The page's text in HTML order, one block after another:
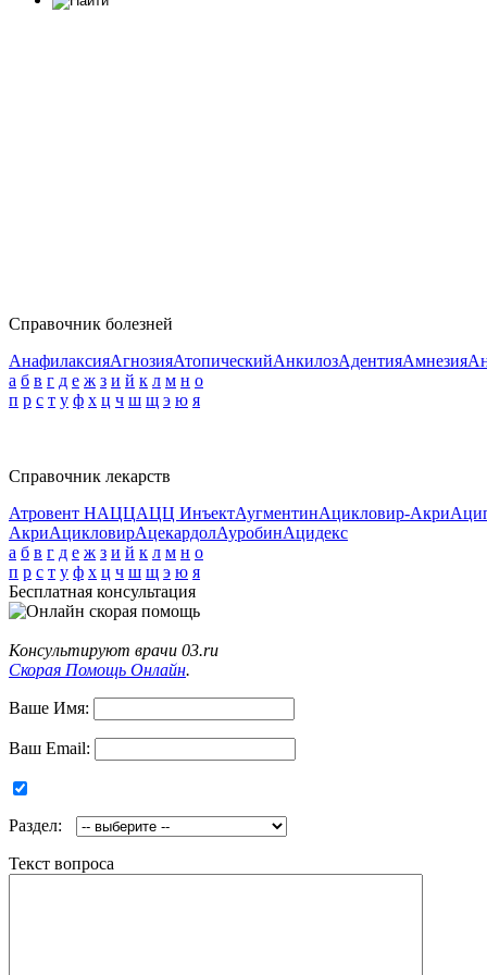
Справочник болезней
АнафилаксияАгнозияАтопическийАнкилозАдентияАмнезия
а б в г д е ж з и й к л м н о
п р с т у ф х ц ч ш щ э ю я
Справочник лекарств
Атровент НАЦЦАЦЦ ИнъектАугментинАцикловир-Акри
АкриАцикловирАцекардолАуробинАцидекс
а б в г д е ж з и й к л м н о
п р с т у ф х ц ч ш щ э ю я
Бесплатная консультация
Консультируют врачи 03.ru
Скорая Помощь Онлайн.
Ваше Имя:
Ваш Email:
Раздел:
Текст вопроса